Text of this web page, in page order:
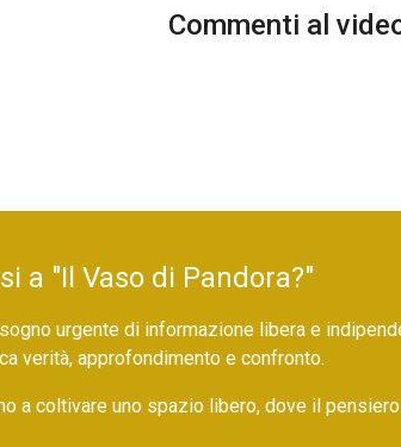
Commenti al
a "Il Vaso di Pandora?"
urgente di informazione libera e
verità, approfondimento e confronto.
a coltivare uno spazio libero, dove il